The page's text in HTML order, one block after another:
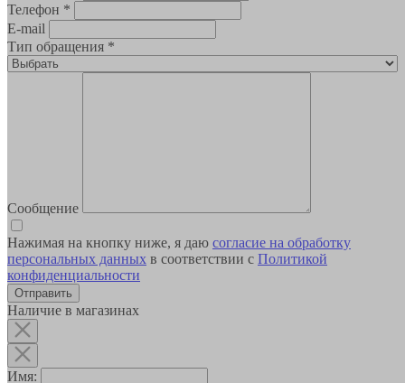
Телефон *
E-mail
Тип обращения *
Сообщение
Нажимая на кнопку ниже, я даю согласие на обработку
персональных данных в соответствии с Политикой
конфиденциальности
Наличие в магазинах
Имя: